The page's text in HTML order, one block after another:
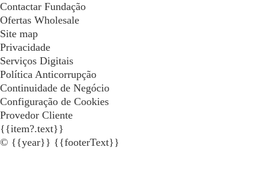
Contactar Fundação
Ofertas Wholesale
Site map
Privacidade
Serviços Digitais
Política Anticorrupção
Continuidade de Negócio
Configuração de Cookies
Provedor Cliente
{{item?.text}}
© {{year}} {{footerText}}